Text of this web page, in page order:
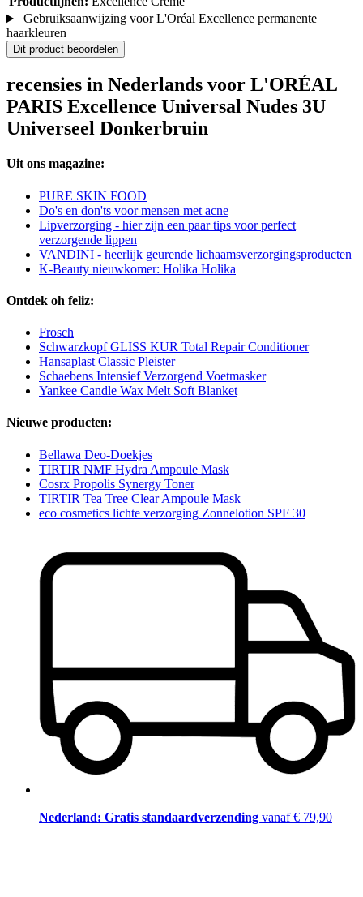
Gebruiksaanwijzing voor L'Oréal Excellence permanente
haarkleuren
Dit product beoordelen
recensies in Nederlands voor L'ORÉAL
PARIS Excellence Universal Nudes 3U
Universeel Donkerbruin
Uit ons magazine:
PURE SKIN FOOD
Do's en don'ts voor mensen met acne
Lipverzorging - hier zijn een paar tips voor perfect
verzorgende lippen
VANDINI - heerlijk geurende lichaamsverzorgingsproducten
K-Beauty nieuwkomer: Holika Holika
Ontdek oh feliz:
Frosch
Schwarzkopf GLISS KUR Total Repair Conditioner
Hansaplast Classic Pleister
Schaebens Intensief Verzorgend Voetmasker
Yankee Candle Wax Melt Soft Blanket
Nieuwe producten:
Bellawa Deo-Doekjes
TIRTIR NMF Hydra Ampoule Mask
Cosrx Propolis Synergy Toner
TIRTIR Tea Tree Clear Ampoule Mask
eco cosmetics lichte verzorging Zonnelotion SPF 30
Nederland: Gratis standaardverzending vanaf € 79,90